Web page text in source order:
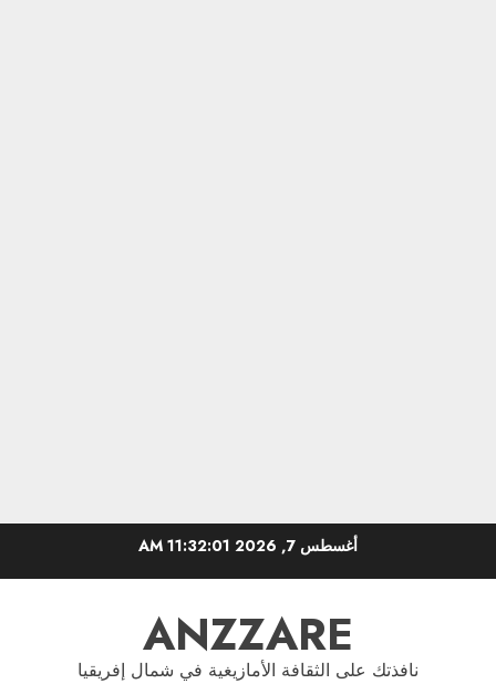
أغسطس 7, 2026 11:32:02 AM
ANZZARE
نافذتك على الثقافة الأمازيغية في شمال إفريقيا